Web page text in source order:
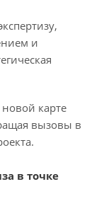
и
новой карте
вызовы в
в точке